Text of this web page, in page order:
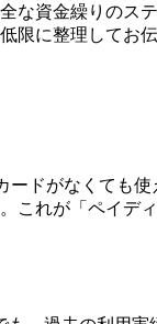
な資金繰りのス
限に整理してお伝
ドがなくても
これが「ペイデ